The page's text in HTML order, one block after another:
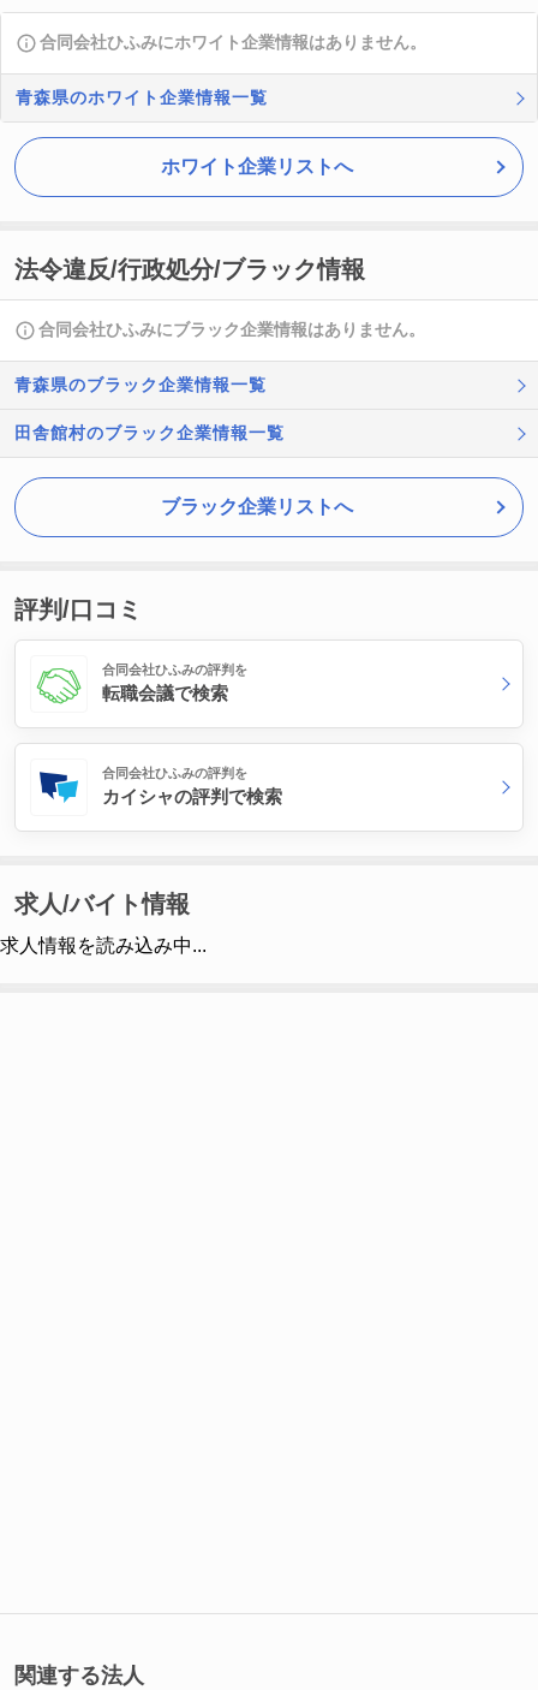
合同会社ひふみにホワイト企業情報はありません。
青森県のホワイト企業情報一覧
ホワイト企業リストへ
法令違反/行政処分/ブラック情報
合同会社ひふみにブラック企業情報はありません。
青森県のブラック企業情報一覧
田舎館村のブラック企業情報一覧
ブラック企業リストへ
評判/口コミ
合同会社ひふみの評判を
転職会議で検索
合同会社ひふみの評判を
カイシャの評判で検索
求人/バイト情報
求人情報を読み込み中...
関連する法人